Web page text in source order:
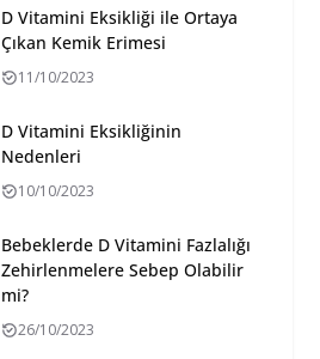
D Vitamini Eksikliği ile Ortaya
Çıkan Kemik Erimesi
11/10/2023
D Vitamini Eksikliğinin
Nedenleri
10/10/2023
Bebeklerde D Vitamini Fazlalığı
Zehirlenmelere Sebep Olabilir
mi?
26/10/2023